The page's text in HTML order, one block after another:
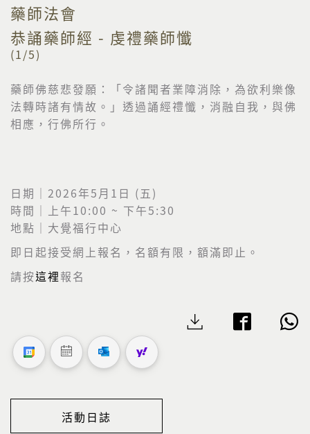
藥師法會
恭誦藥師經 - 虔禮藥師懺
(1/5)
藥師佛慈悲發願：「令諸聞者業障消除， 為欲利樂像
法轉時諸有情故。」透過誦經禮懺，消融自我， 與佛
相應，行佛所行。
日期｜2026年5月1日 (五)
時間｜上午10:00 ~ 下午5:30
地點｜大覺福行中心
即日起接受網上報名，名額有限，額滿即止。
請按這裡報名
活動日誌